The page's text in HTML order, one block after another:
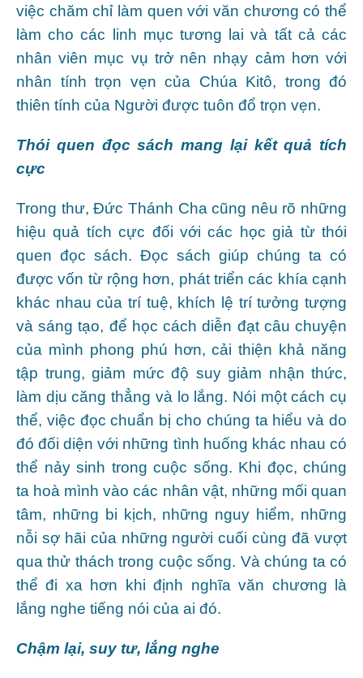
việc chăm chỉ làm quen với văn chương có thể
làm cho các linh mục tương lai và tất cả các
nhân viên mục vụ trở nên nhạy cảm hơn với
nhân tính trọn vẹn của Chúa Kitô, trong đó
thiên tính của Người được tuôn đổ trọn vẹn.
Thói quen đọc sách mang lại kết quả tích
cực
Trong thư, Đức Thánh Cha cũng nêu rõ những
hiệu quả tích cực đối với các học giả từ thói
quen đọc sách. Đọc sách giúp chúng ta có
được vốn từ rộng hơn, phát triển các khía cạnh
khác nhau của trí tuệ, khích lệ trí tưởng tượng
và sáng tạo, để học cách diễn đạt câu chuyện
của mình phong phú hơn, cải thiện khả năng
tập trung, giảm mức độ suy giảm nhận thức,
làm dịu căng thẳng và lo lắng. Nói một cách cụ
thể, việc đọc chuẩn bị cho chúng ta hiểu và do
đó đối diện với những tình huống khác nhau có
thể nảy sinh trong cuộc sống. Khi đọc, chúng
ta hoà mình vào các nhân vật, những mối quan
tâm, những bi kịch, những nguy hiểm, những
nỗi sợ hãi của những người cuối cùng đã vượt
qua thử thách trong cuộc sống. Và chúng ta có
thể đi xa hơn khi định nghĩa văn chương là
lắng nghe tiếng nói của ai đó.
Chậm lại, suy tư, lắng nghe